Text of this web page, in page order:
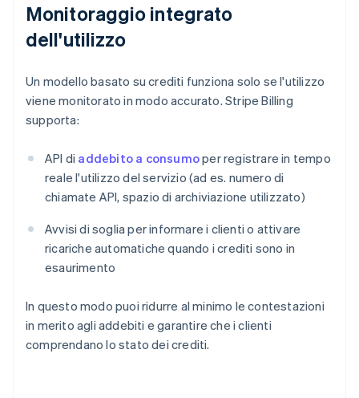
Monitoraggio integrato
dell'utilizzo
Un modello basato su crediti funziona solo se l'utilizzo
viene monitorato in modo accurato. Stripe Billing
supporta:
API di addebito a consumoper registrare in tempo
reale l'utilizzo del servizio (ad es. numero di
chiamate API, spazio di archiviazione utilizzato)
Avvisi di soglia per informare i clienti o attivare
ricariche automatiche quando i crediti sono in
esaurimento
In questo modo puoi ridurre al minimo le contestazioni
in merito agli addebiti e garantire che i clienti
comprendano lo stato dei crediti.